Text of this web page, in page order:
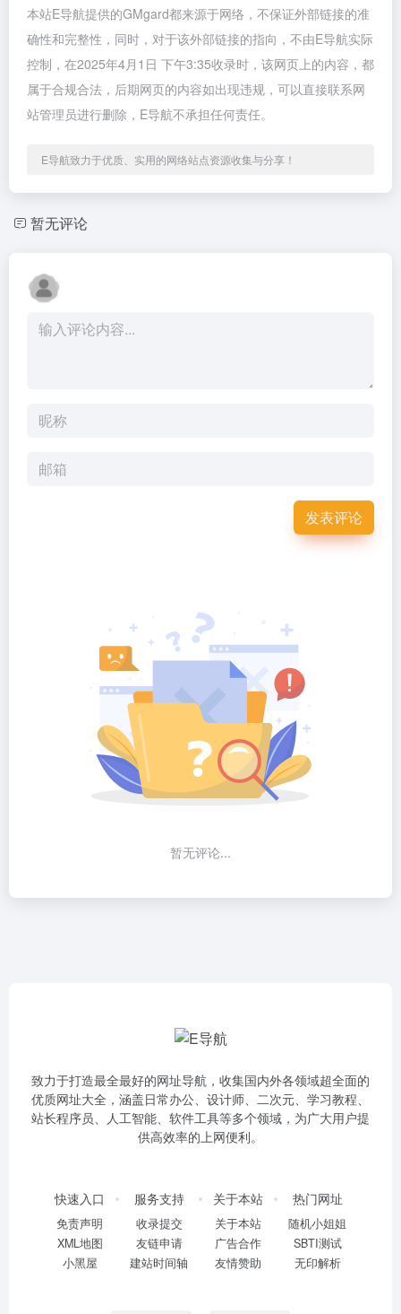
本站E导航提供的GMgard都来源于网络，不保证外部链接的准
确性和完整性，同时，对于该外部链接的指向，不由E导航实际
控制，在2025年4月1日 下午3:35收录时，该网页上的内容，都
属于合规合法，后期网页的内容如出现违规，可以直接联系网
站管理员进行删除，E导航不承担任何责任。
E导航致力于优质、实用的网络站点资源收集与分享！
暂无评论
发表评论
暂无评论...
致力于打造最全最好的网址导航，收集国内外各领域超全面的
优质网址大全，涵盖日常办公、设计师、二次元、学习教程、
站长程序员、人工智能、软件工具等多个领域，为广大用户提
供高效率的上网便利。
快速入口
免责声明
XML地图
小黑屋
服务支持
收录提交
友链申请
建站时间轴
关于本站
关于本站
广告合作
友情赞助
热门网址
随机小姐姐
SBTI测试
无印解析